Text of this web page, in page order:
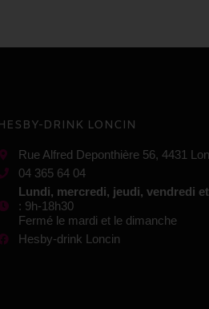
DRINK LONCIN
Rue Alfred Deponthière 56, 4431
04 365 64 04
Lundi, mercredi, jeudi, vendredi
: 9h-18h30
Fermé le mardi et le dimanche
Hesby-drink Loncin